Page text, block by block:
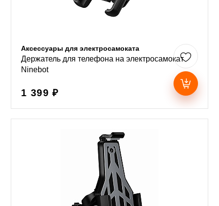
Аксессуары для электросамоката
Держатель для телефона на электросамокат
Ninebot
1 399 ₽